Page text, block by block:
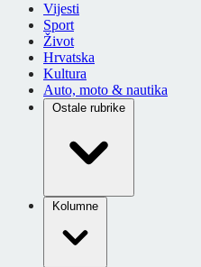
Vijesti
Sport
Život
Hrvatska
Kultura
Auto, moto & nautika
Ostale rubrike
Kolumne